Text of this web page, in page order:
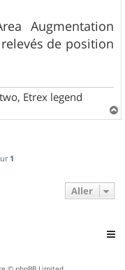
Augmentation
de position
Etrex legend
a
1
Aller